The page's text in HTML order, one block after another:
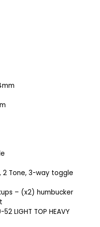
2 Tone, 3-way toggle
– (x2) humbucker
LIGHT TOP HEAVY